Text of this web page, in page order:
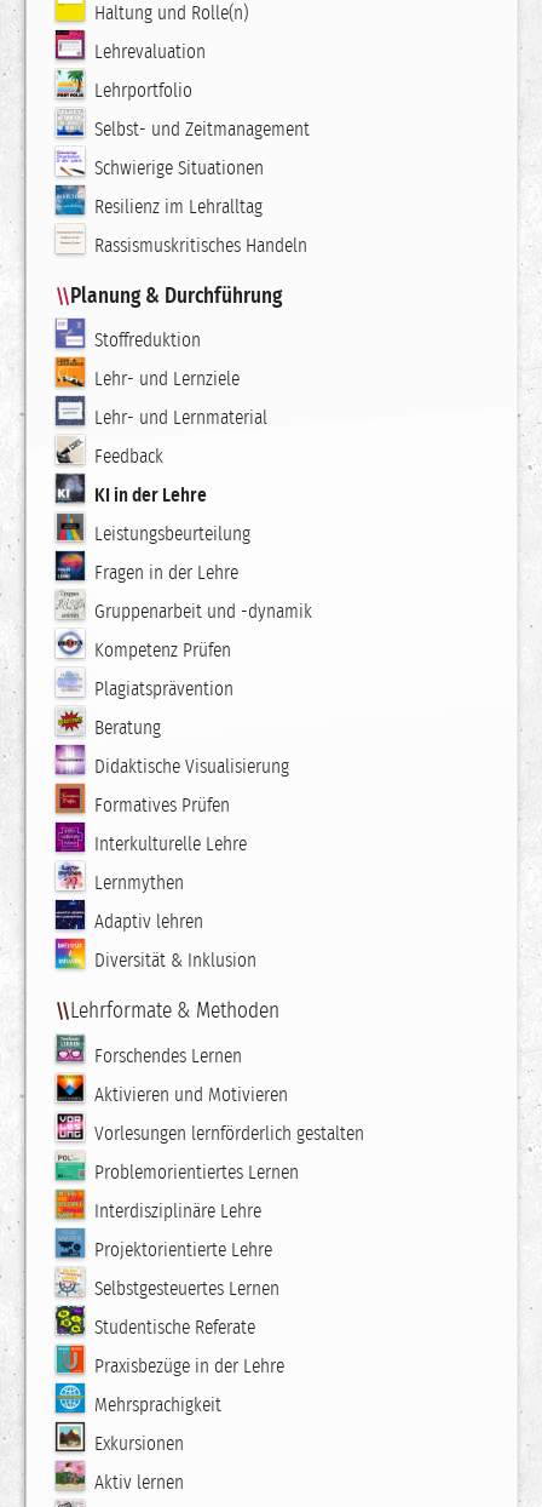
Haltung und Rolle(n)
Lehrevaluation
Lehrportfolio
Selbst- und Zeitmanagement
Schwierige Situationen
Resilienz im Lehralltag
Rassismuskritisches Handeln
Planung & Durchführung
Stoffreduktion
Lehr- und Lernziele
Lehr- und Lernmaterial
Feedback
KI in der Lehre
Leistungsbeurteilung
Fragen in der Lehre
Gruppenarbeit und -dynamik
Kompetenz Prüfen
Plagiatsprävention
Beratung
Didaktische Visualisierung
Formatives Prüfen
Interkulturelle Lehre
Lernmythen
Adaptiv lehren
Diversität & Inklusion
Lehrformate & Methoden
Forschendes Lernen
Aktivieren und Motivieren
Vorlesungen lernförderlich gestalten
Problemorientiertes Lernen
Interdisziplinäre Lehre
Projektorientierte Lehre
Selbstgesteuertes Lernen
Studentische Referate
Praxisbezüge in der Lehre
Mehrsprachigkeit
Exkursionen
Aktiv lernen